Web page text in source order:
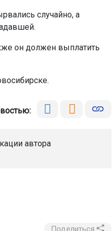
случайно, а
он должен выплатить
автора
Поделиться